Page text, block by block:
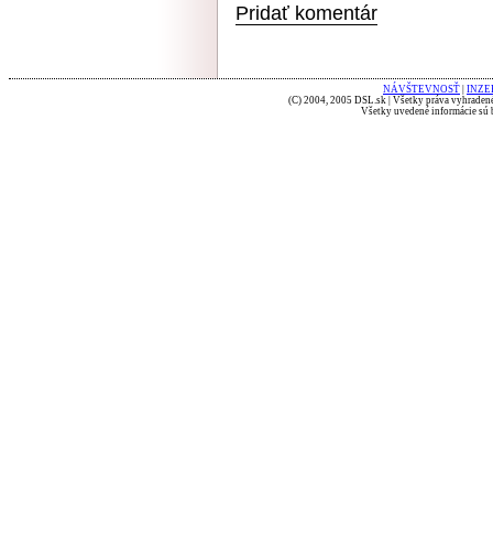
Pridať komentár
NÁVŠTEVNOSŤ
(C) 2004, 2005 DSL.sk | Všetky práva
Všetky uvedené informácie sú